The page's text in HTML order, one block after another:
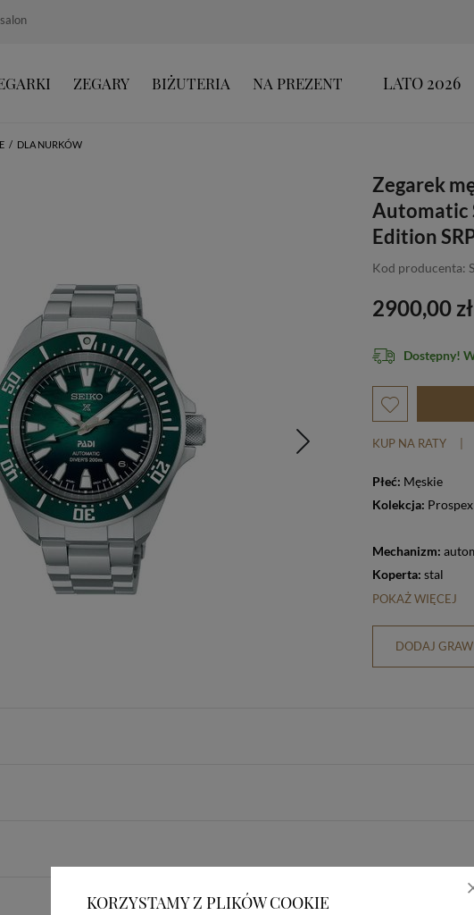
KORZYSTAMY Z PLIKÓW COOKIE
ZEGARY BIŻUTERIA NA PREZENT LATO 2026
/ DLA NURKÓW
Zegarek
Automatic
Edition
Kod producenta:
2900,00 zł
Dostępny!
KUP NA RATY
Płeć: Męskie
Kolekcja: Prospex
Mechanizm:
Koperta: stal
POKAŻ WIĘCEJ
DODAJ